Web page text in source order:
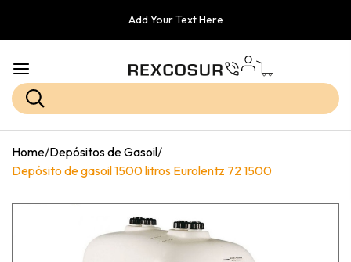
Add Your Text Here
Home/Depósitos de Gasoil/
Depósito de gasoil 1500 litros Eurolentz 72 1500